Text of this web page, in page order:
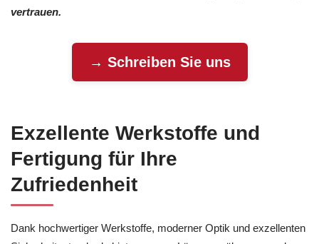
vertrauen.
→ Schreiben Sie uns
Exzellente Werkstoffe und
Fertigung für Ihre
Zufriedenheit
Dank hochwertiger Werkstoffe, moderner Optik und exzellenten